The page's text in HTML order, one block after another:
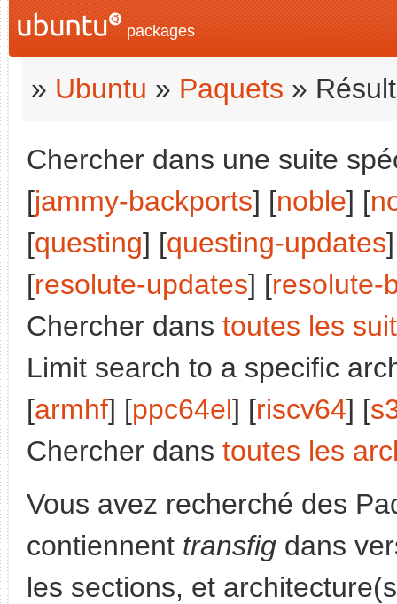
packages
» Ubuntu » Paquets »
Chercher dans une suite
[jammy-backports] [noble] [
[questing] [questing-updates
[resolute-updates] [resolute-
Chercher dans toutes les
Limit search to a specific
[armhf] [ppc64el] [riscv64] [
Chercher dans toutes les
Vous avez recherché des
contiennent transfig dans
les sections, et